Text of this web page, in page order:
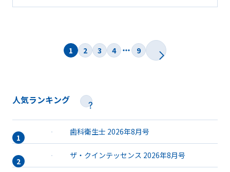
1 2 3 4 9
人気ランキング
歯科衛生士 2026年8月号
ザ・クインテッセンス 2026年8月号